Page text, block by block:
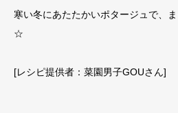
寒い冬にあたたかいポタージュで、
☆
[レシピ提供者：菜園男子GOUさん]